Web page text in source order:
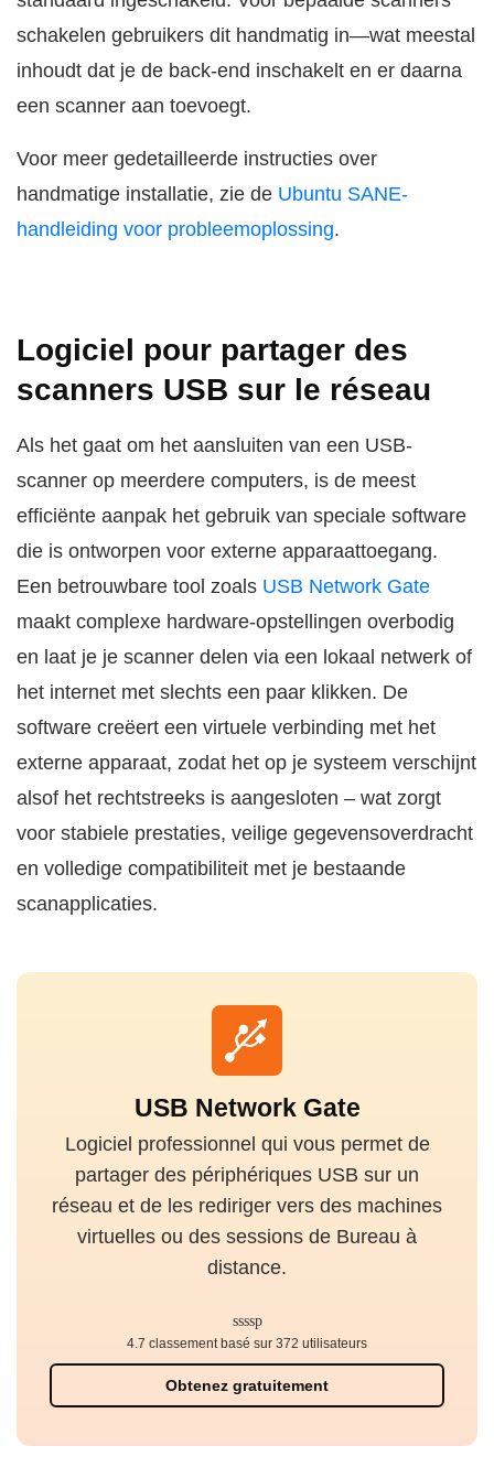
schakelen gebruikers dit handmatig in—wat meestal
inhoudt dat je de back-end inschakelt en er daarna
een scanner aan toevoegt.
Voor meer gedetailleerde instructies over
handmatige installatie, zie de Ubuntu SANE-
handleiding voor probleemoplossing.
Logiciel pour partager des
scanners USB sur le réseau
Als het gaat om het aansluiten van een USB-
scanner op meerdere computers, is de meest
efficiënte aanpak het gebruik van speciale software
die is ontworpen voor externe apparaattoegang.
Een betrouwbare tool zoals USB Network Gate
maakt complexe hardware-opstellingen overbodig
en laat je je scanner delen via een lokaal netwerk of
het internet met slechts een paar klikken. De
software creëert een virtuele verbinding met het
externe apparaat, zodat het op je systeem verschijnt
alsof het rechtstreeks is aangesloten – wat zorgt
voor stabiele prestaties, veilige gegevensoverdracht
en volledige compatibiliteit met je bestaande
scanapplicaties.
USB Network Gate
Logiciel professionnel qui vous permet de
partager des périphériques USB sur un
réseau et de les rediriger vers des machines
virtuelles ou des sessions de Bureau à
distance.
Obtenez gratuitement
4.7 classement basé sur 372 utilisateurs